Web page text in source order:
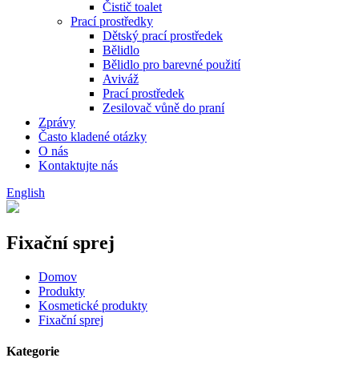
Čistič toalet
Prací prostředky
Dětský prací prostředek
Bělidlo
Bělidlo pro barevné použití
Aviváž
Prací prostředek
Zesilovač vůně do praní
Zprávy
Často kladené otázky
O nás
Kontaktujte nás
English
Fixační sprej
Domov
Produkty
Kosmetické produkty
Fixační sprej
Kategorie